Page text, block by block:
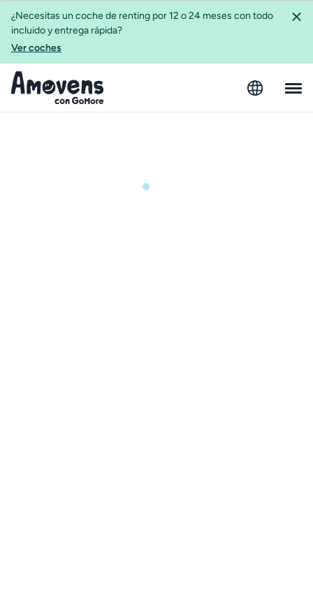
¿Necesitas un coche de renting por 12 o 24 meses con todo
incluido y entrega rápida?
Ver coches